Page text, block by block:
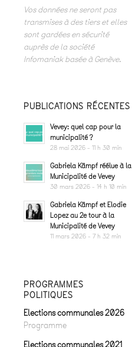
Vos données ne seront pas
transmises à des tiers et elles
sont gardées en sécurité
auprès de la société
Infomaniak basée à Genève.
PUBLICATIONS RÉCENTES
Vevey: quel cap pour la
municipalité ?
28 mai 2026 - 11 h 30 min
Gabriela Kämpf réélue à la
Municipalité de Vevey
30 mars 2026 - 14 h 10 min
Gabriela Kämpf et Elodie
Lopez au 2e tour à la
Municipalité de Vevey
11 mars 2026 - 7 h 32 min
PROGRAMMES
POLITIQUES
Elections communales 2026
Programme
Elections communales 2021